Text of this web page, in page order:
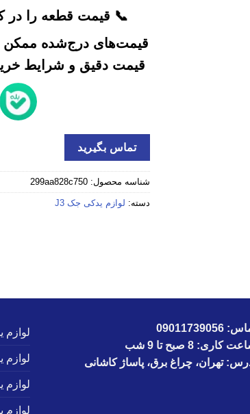
📞 قیمت قطعه را در
قیمت‌های درج‌شده ممکن
قیمت دقیق و شرایط
تماس بگیرید
شناسه محصول: 299aa828c750
دسته: لوازم یدکی جک J3
09011739056
کاری: 8 صبح تا 9 شب
تهران، چراغ برق، پاساژ کاشانی
لوازم
لوازم